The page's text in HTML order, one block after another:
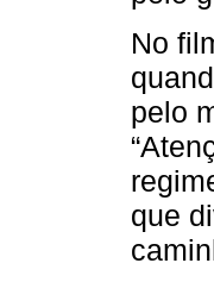
No
pelo
que